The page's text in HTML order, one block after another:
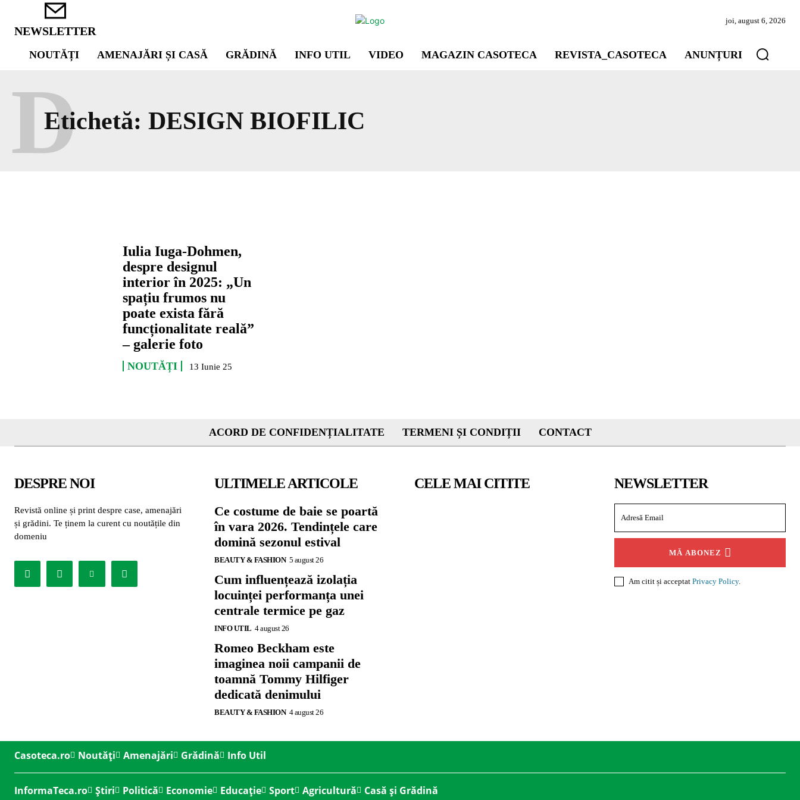
NEWSLETTER
joi, august 6, 2026
NOUTĂȚI AMENAJĂRI ȘI CASĂ GRĂDINĂ INFO UTIL VIDEO MAGAZIN CASOTECA REVISTA_CASOTECA ANUNȚURI
Etichetă: DESIGN BIOFILIC
D
Iulia Iuga-Dohmen,
despre designul
interior în 2025: „Un
spațiu frumos nu
poate exista fără
funcționalitate reală”
– galerie foto
NOUTĂȚI 13 Iunie 25
ACORD DE CONFIDENȚIALITATE TERMENI ȘI CONDIȚII CONTACT
DESPRE NOI
Revistă online și print despre case, amenajări
și grădini. Te ținem la curent cu noutățile din
domeniu
ULTIMELE ARTICOLE
Ce costume de baie se poartă
în vara 2026. Tendințele care
domină sezonul estival
BEAUTY & FASHION 5 august 26
Cum influențează izolația
locuinței performanța unei
centrale termice pe gaz
INFO UTIL 4 august 26
Romeo Beckham este
imaginea noii campanii de
toamnă Tommy Hilfiger
dedicată denimului
BEAUTY & FASHION 4 august 26
CELE MAI CITITE NEWSLETTER
MĂ ABONEZ
Am citit și acceptat Privacy Policy.
Casoteca.ro Noutăți Amenajări Grădină Info Util
InformaTeca.ro Știri Politică Economie Educație Sport Agricultură Casă și Grădină